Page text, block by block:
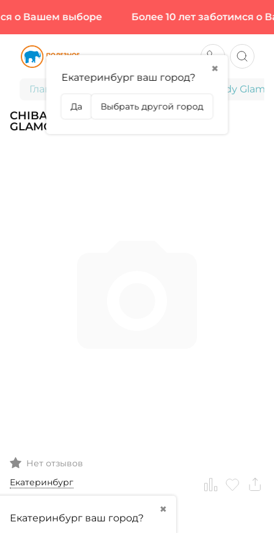
о Вашем выборе Более 10 лет заботимся о
Главная Chiba, Перчатки женские, Lady
CHIBA, ПЕРЧАТКИ ЖЕНСКИЕ, LADY
GLAMOUR, ЦВЕТ БЕЛЫЙ, РАЗМЕР XS
Нет отзывов
Екатеринбург
✖
Екатеринбург ваш город?
0₽
✖
Екатеринбург ваш город?
Да Выбрать другой город